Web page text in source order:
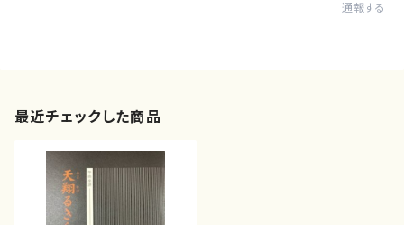
通報する
最近チェックした商品